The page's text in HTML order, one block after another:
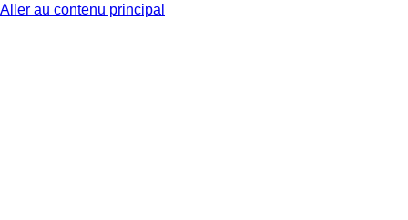
Aller au contenu principal